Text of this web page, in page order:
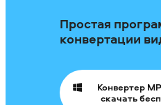
Простая
конвертации
Конвертер
скачать